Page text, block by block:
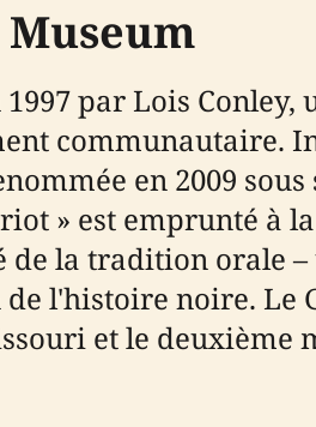
par Lois Conley,
communautaire.
en 2009
» est emprunté à
la tradition orale
l'histoire noire. Le
et le deuxième